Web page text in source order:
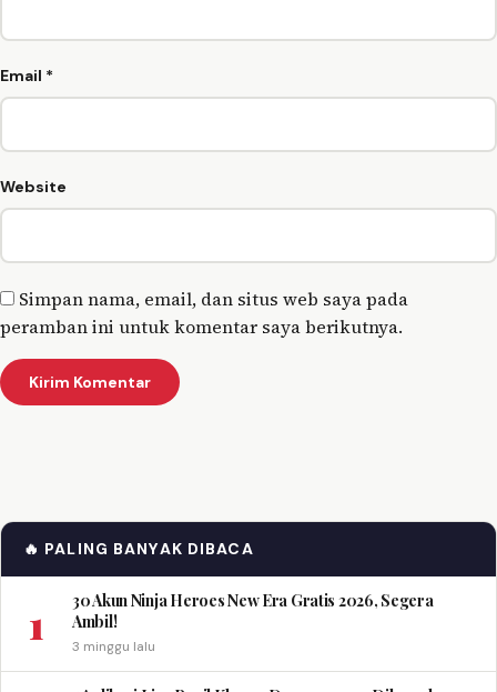
Email *
Website
Simpan nama, email, dan situs web saya pada
peramban ini untuk komentar saya berikutnya.
🔥 PALING BANYAK DIBACA
1
30 Akun Ninja Heroes New Era Gratis 2026, Segera
Ambil!
3 minggu lalu